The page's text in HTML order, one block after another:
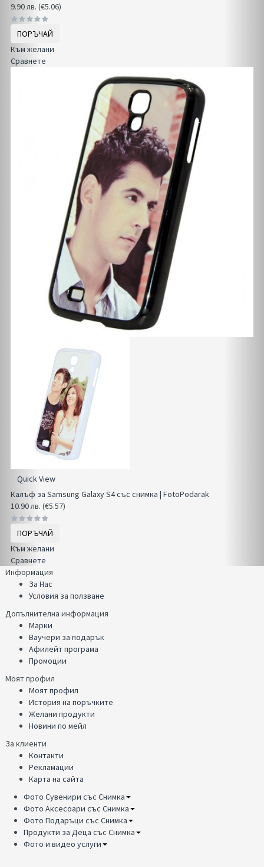
9.90 лв. (€5.06)
ПОРЪЧАЙ
Към желани
Сравнете
Quick View
Калъф за Samsung Galaxy S4 със снимка | FotoPodarak
10.90 лв. (€5.57)
ПОРЪЧАЙ
Към желани
Сравнете
Информация
За Нас
Условия за ползване
Допълнителна информация
Марки
Ваучери за подарък
Афилейт програма
Промоции
Моят профил
Моят профил
История на поръчките
Желани продукти
Новини по мейл
За клиенти
Контакти
Рекламации
Карта на сайта
Фото Сувенири със Снимка
Фото Аксесоари със Снимка
Фото Подаръци със Снимка
Продукти за Деца със Снимка
Фото и видео услуги